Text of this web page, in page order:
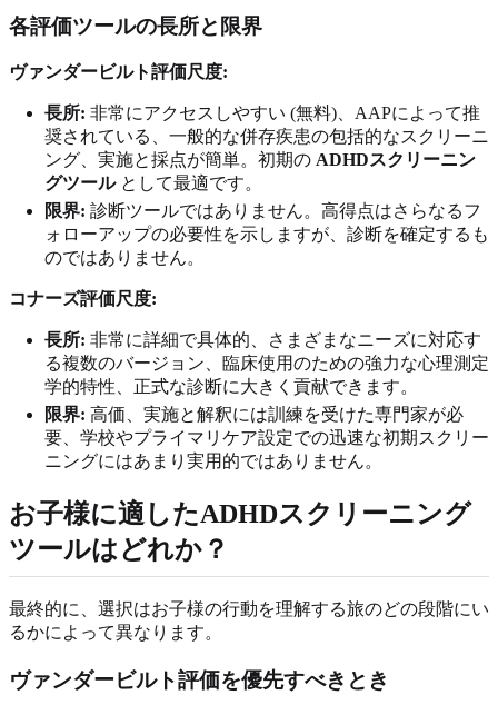
各評価ツールの長所と限界
ヴァンダービルト評価尺度:
長所: 非常にアクセスしやすい (無料)、AAPによって推
奨されている、一般的な併存疾患の包括的なスクリーニ
ング、実施と採点が簡単。初期の ADHDスクリーニン
グツールとして最適です。
限界: 診断ツールではありません。高得点はさらなるフ
ォローアップの必要性を示しますが、診断を確定するも
のではありません。
コナーズ評価尺度:
長所: 非常に詳細で具体的、さまざまなニーズに対応す
る複数のバージョン、臨床使用のための強力な心理測定
学的特性、正式な診断に大きく貢献できます。
限界: 高価、実施と解釈には訓練を受けた専門家が必
要、学校やプライマリケア設定での迅速な初期スクリー
ニングにはあまり実用的ではありません。
お子様に適したADHDスクリーニング
ツールはどれか？
最終的に、選択はお子様の行動を理解する旅のどの段階にい
るかによって異なります。
ヴァンダービルト評価を優先すべきとき